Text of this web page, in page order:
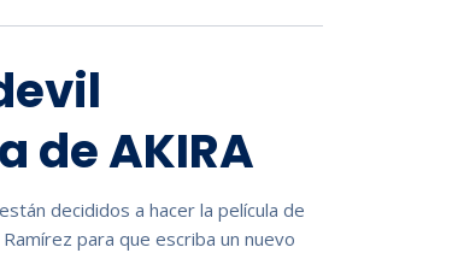
de AKIRA
decididos a hacer la película de
para que escriba un nuevo